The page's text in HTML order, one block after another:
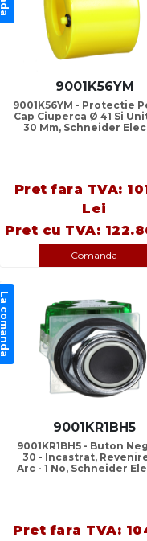
9001K56YM
9001K56YM - Protectie
Cap Ciuperca Ø 41 Si
30 Mm, Schneider
Pret fara TVA:
Lei
Pret cu TVA:
Comanda
La comanda
9001KR1BH5
9001KR1BH5 - Buton
30 - Incastrat,
Arc - 1 No, Schneider
Pret fara TVA: